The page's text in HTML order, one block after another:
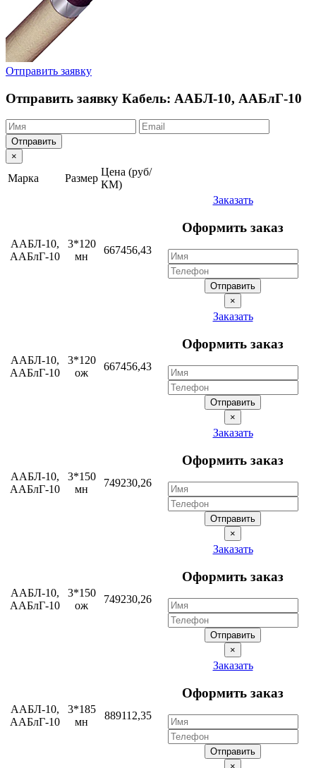
Отправить заявку
Отправить заявку Кабель: ААБЛ-10, ААБлГ-10
Отправить
×
Марка Размер
Цена (руб/
КМ)
ААБЛ-10,
ААБлГ-10
3*120
мн
667456,43
Заказать
Оформить заказ
Отправить
×
ААБЛ-10,
ААБлГ-10
3*120
ож
667456,43
Заказать
Оформить заказ
Отправить
×
ААБЛ-10,
ААБлГ-10
3*150
мн
749230,26
Заказать
Оформить заказ
Отправить
×
ААБЛ-10,
ААБлГ-10
3*150
ож
749230,26
Заказать
Оформить заказ
Отправить
×
ААБЛ-10,
ААБлГ-10
3*185
мн
889112,35
Заказать
Оформить заказ
Отправить